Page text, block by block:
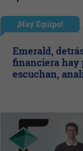
¡Hay Equipo!
Emerald,
financiera hay
escuchan,